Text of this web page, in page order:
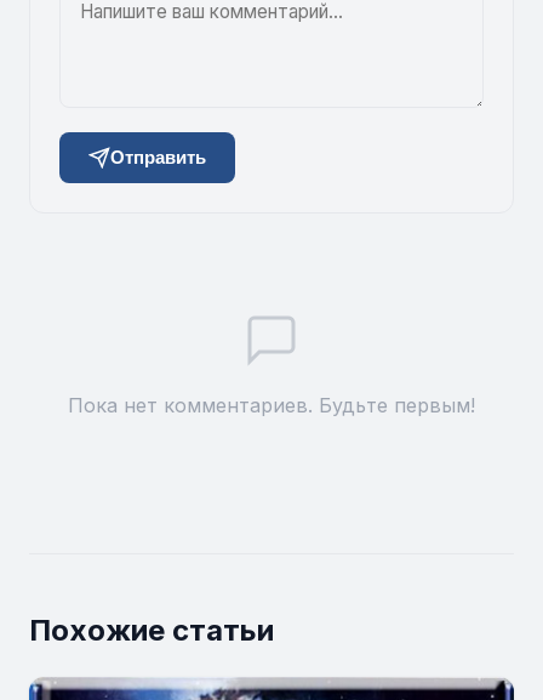
Отправить
Пока нет комментариев. Будьте первым!
Похожие статьи